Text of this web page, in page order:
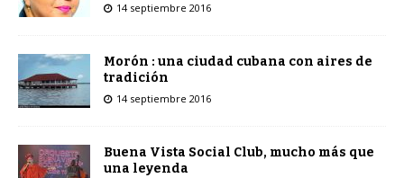
14 septiembre 2016
Morón : una ciudad cubana con aires de
tradición
14 septiembre 2016
Buena Vista Social Club, mucho más que
una leyenda